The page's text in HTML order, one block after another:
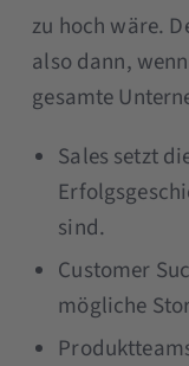
zu hoch wäre.
also dann,
gesamte
Sales setzt
sind.
Customer
mögliche